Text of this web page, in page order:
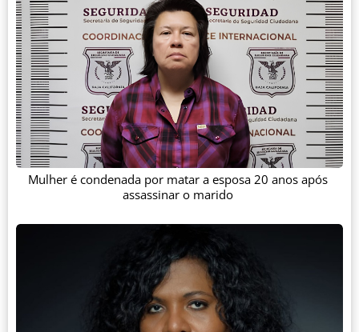
Mulher é condenada por matar a esposa 20 anos após
assassinar o marido